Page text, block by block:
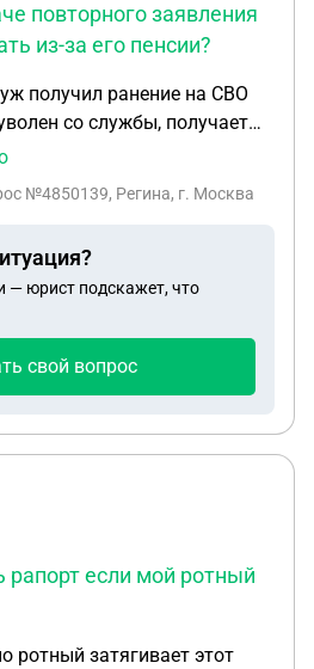
повторного заявления
из-за его пенсии?
получил ранение на СВО
со службы, получает
Родился ребенок, мне
повторного заявления на
№4850139, Регина, г. Москва
— юрист подскажет, что
свой вопрос
рапорт если мой ротный
ротный затягивает этот